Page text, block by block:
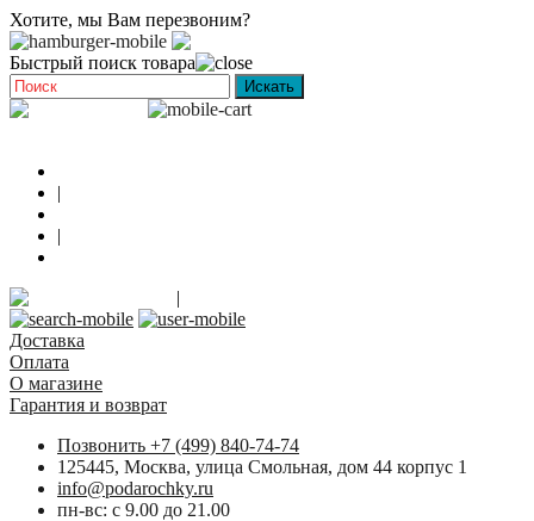
Хотите, мы Вам перезвоним?
Быстрый поиск товара
|
|
|
Доставка
Оплата
О магазине
Гарантия и возврат
Позвонить +7 (499) 840-74-74
125445, Москва, улица Смольная, дом 44 корпус 1
info@podarochky.ru
пн-вс: с 9.00 до 21.00